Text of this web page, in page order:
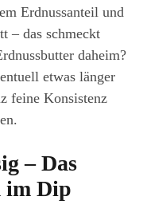
Erdnussanteil und
– das schmeckt
daheim?
etwas länger
feine Konsistenz
– Das
im Dip